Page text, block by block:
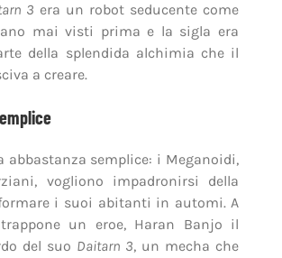
3 era un robot seducente come
mai visti prima e la sigla era
della splendida alchimia che il
a creare.
abbastanza semplice: i Meganoidi,
vogliono impadronirsi della
i suoi abitanti in automi. A
un eroe, Haran Banjo il
del suo Daitarn 3, un mecha che